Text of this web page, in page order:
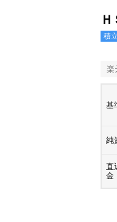
積立
楽
基
純
直
金